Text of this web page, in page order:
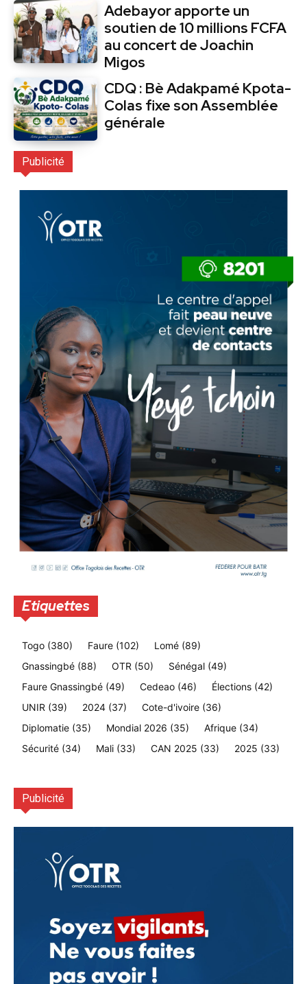
Adebayor apporte un
soutien de 10 millions FCFA
au concert de Joachin
Migos
CDQ : Bè Adakpamé Kpota-
Colas fixe son Assemblée
générale
Publicité
Etiquettes
Togo (380) Faure (102) Lomé (89)
Gnassingbé (88) OTR (50) Sénégal (49)
Faure Gnassingbé (49) Cedeao (46) Élections (42)
UNIR (39) 2024 (37) Cote-d'ivoire (36)
Diplomatie (35) Mondial 2026 (35) Afrique (34)
Sécurité (34) Mali (33) CAN 2025 (33) 2025 (33)
Publicité